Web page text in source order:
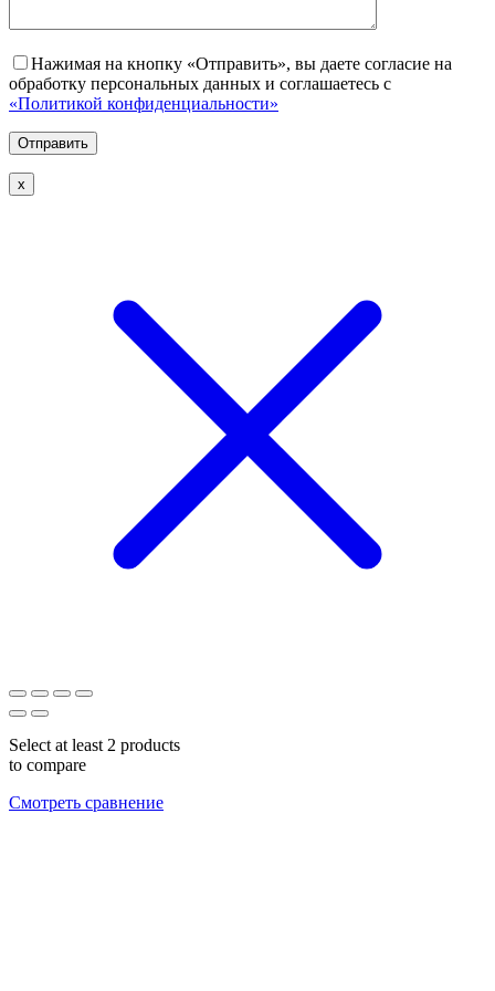
Нажимая на кнопку «Отправить», вы даете согласие на
обработку персональных данных и соглашаетесь с
«Политикой конфиденциальности»
х
Select at least 2 products
to compare
Смотреть сравнение